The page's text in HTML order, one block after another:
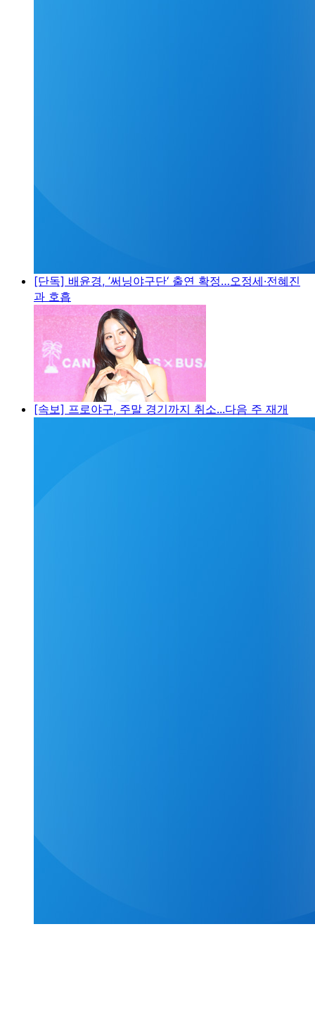
[단독] 배윤경, ’써닝야구단‘ 출연 확정…오정세·전혜진
과 호흡
[속보] 프로야구, 주말 경기까지 취소...다음 주 재개